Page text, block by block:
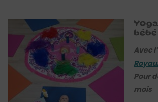
bébé
Avec
Pour
mois